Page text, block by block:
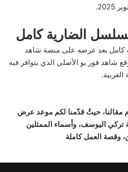
الضارية كامل
كامل بعد عرضه على منصة شاهد
شاهد فور يو الأصلي الذي يتوافر فيه
مقالنا، حيثُ قدّمنا لكم موعد عرض
اليوسف، وأسماء الممثلين
وقصة العمل كاملة